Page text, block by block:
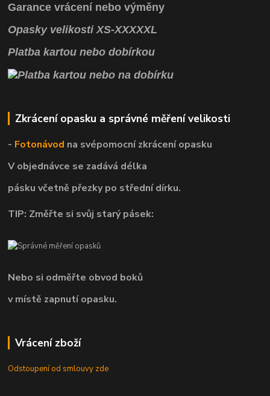
Garance vrácenínebo výměny
OpaskyvelikostiXS-XXXXXL
Platba kartou nebo dobírkou
Zkrácení opasku a správné měření velikosti
- Fotonávod na svépomocnízkrácení opasku
V objednávce se zadává délka
pásku včetně přezky po střední dírku.
TIP: Změřte si svůj starý pásek:
Nebo si odměřte obvod boků
v místě zapnutí opasku.
Vrácení zboží
Odstoupení od smlouvy zde